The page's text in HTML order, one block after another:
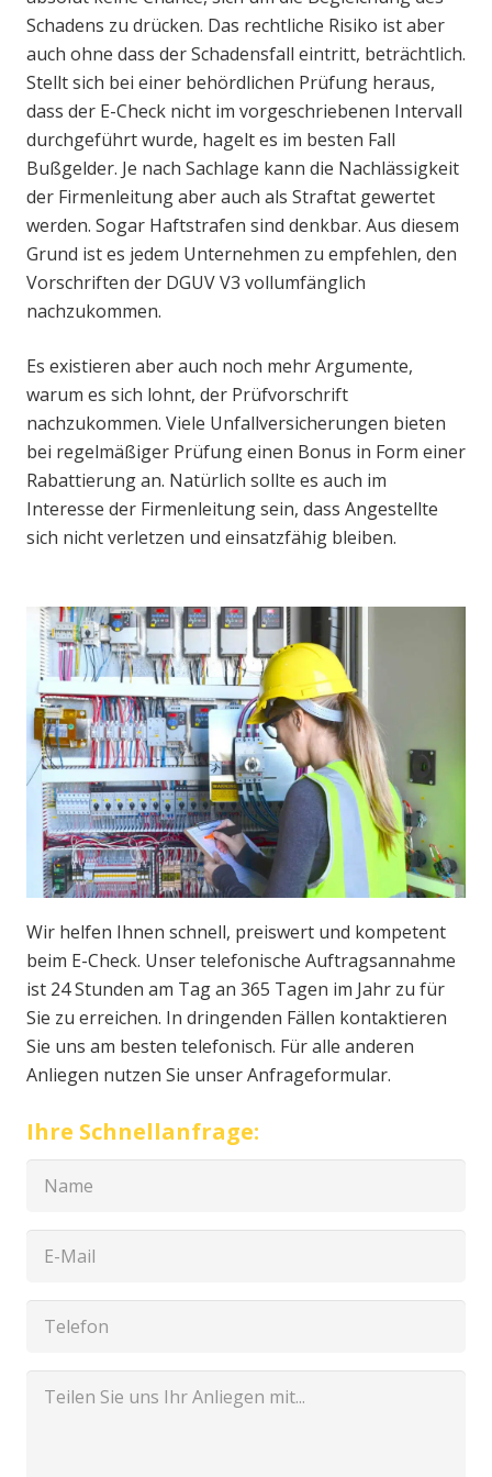
Schadens zu drücken. Das rechtliche Risiko ist aber
auch ohne dass der Schadensfall eintritt, beträchtlich.
Stellt sich bei einer behördlichen Prüfung heraus,
dass der E-Check nicht im vorgeschriebenen Intervall
durchgeführt wurde, hagelt es im besten Fall
Bußgelder. Je nach Sachlage kann die Nachlässigkeit
der Firmenleitung aber auch als Straftat gewertet
werden. Sogar Haftstrafen sind denkbar. Aus diesem
Grund ist es jedem Unternehmen zu empfehlen, den
Vorschriften der DGUV V3 vollumfänglich
nachzukommen.
Es existieren aber auch noch mehr Argumente,
warum es sich lohnt, der Prüfvorschrift
nachzukommen. Viele Unfallversicherungen bieten
bei regelmäßiger Prüfung einen Bonus in Form einer
Rabattierung an. Natürlich sollte es auch im
Interesse der Firmenleitung sein, dass Angestellte
sich nicht verletzen und einsatzfähig bleiben.
Wir helfen Ihnen schnell, preiswert und kompetent
beim E-Check. Unser telefonische Auftragsannahme
ist 24 Stunden am Tag an 365 Tagen im Jahr zu für
Sie zu erreichen. In dringenden Fällen kontaktieren
Sie uns am besten telefonisch. Für alle anderen
Anliegen nutzen Sie unser Anfrageformular.
Ihre Schnellanfrage: